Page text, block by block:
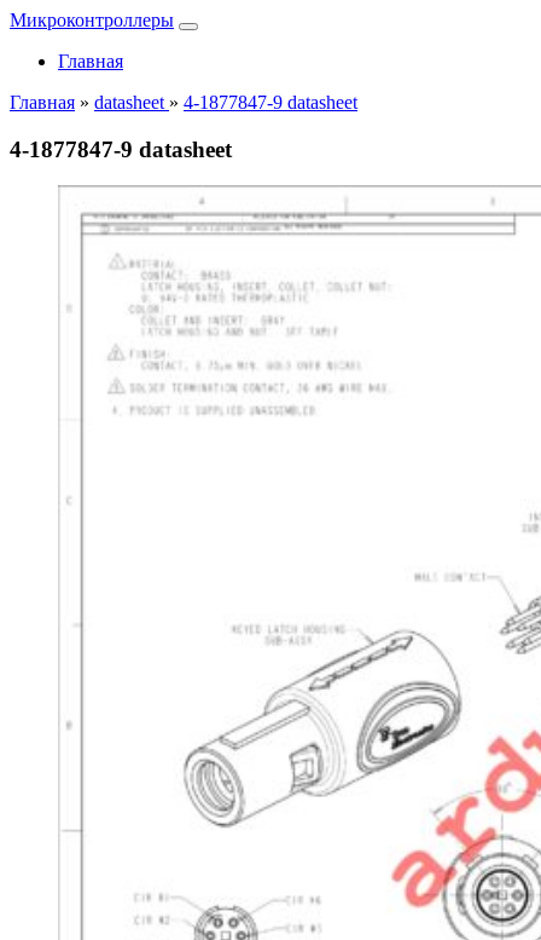
Микроконтроллеры
Главная
Главная » datasheet » 4-1877847-9 datasheet
4-1877847-9 datasheet